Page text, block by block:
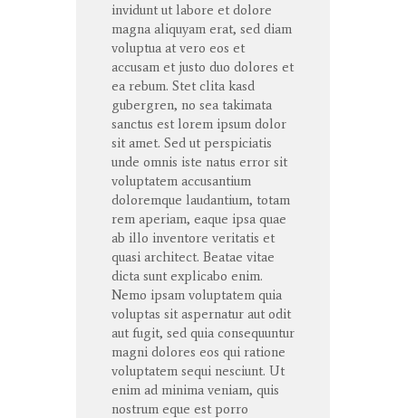
invidunt ut labore et dolore
magna aliquyam erat, sed diam
voluptua at vero eos et
accusam et justo duo dolores et
ea rebum. Stet clita kasd
gubergren, no sea takimata
sanctus est lorem ipsum dolor
sit amet. Sed ut perspiciatis
unde omnis iste natus error sit
voluptatem accusantium
doloremque laudantium, totam
rem aperiam, eaque ipsa quae
ab illo inventore veritatis et
quasi architect. Beatae vitae
dicta sunt explicabo enim.
Nemo ipsam voluptatem quia
voluptas sit aspernatur aut odit
aut fugit, sed quia consequuntur
magni dolores eos qui ratione
voluptatem sequi nesciunt. Ut
enim ad minima veniam, quis
nostrum eque est porro